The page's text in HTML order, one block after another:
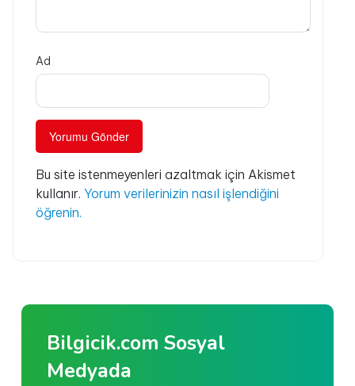
Ad
Bu site istenmeyenleri azaltmak için Akismet
kullanır. Yorum verilerinizin nasıl işlendiğini
öğrenin.
Bilgicik.com Sosyal
Medyada